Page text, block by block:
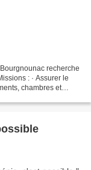
recherche
: · Assurer le
chambres et